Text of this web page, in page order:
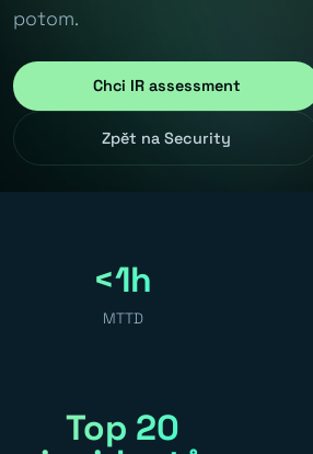
potom.
Chci IR assessment
Zpět na Security
<1h
MTTD
Top 20